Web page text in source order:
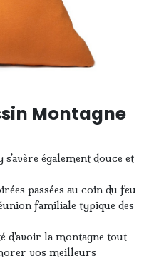
Montagne
également douce et
passées au coin du feu
familiale typique des
d'avoir la montagne tout
vos meilleurs